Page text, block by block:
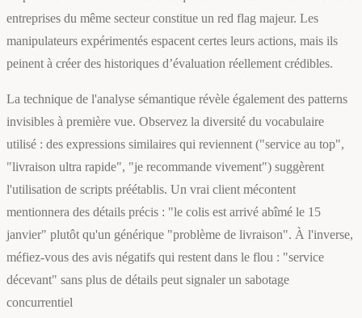
entreprises du même secteur constitue un red flag majeur. Les
manipulateurs expérimentés espacent certes leurs actions, mais ils
peinent à créer des historiques d’évaluation réellement crédibles.
La technique de l'analyse sémantique révèle également des patterns
invisibles à première vue. Observez la diversité du vocabulaire
utilisé : des expressions similaires qui reviennent ("service au top",
"livraison ultra rapide", "je recommande vivement") suggèrent
l'utilisation de scripts préétablis. Un vrai client mécontent
mentionnera des détails précis : "le colis est arrivé abîmé le 15
janvier" plutôt qu'un générique "problème de livraison". À l'inverse,
méfiez-vous des avis négatifs qui restent dans le flou : "service
décevant" sans plus de détails peut signaler un sabotage
concurrentiel